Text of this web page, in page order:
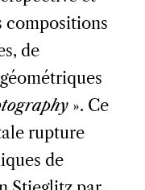
compositions
de
». Ce
rupture
de